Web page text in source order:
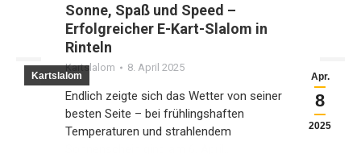
Apr.
8
2025
Kartslalom
Sonne, Spaß und Speed –
Erfolgreicher E-Kart-Slalom in
Rinteln
Kartslalom 8. April 2025
Endlich zeigte sich das Wetter von seiner
besten Seite – bei frühlingshaften
Temperaturen und strahlendem